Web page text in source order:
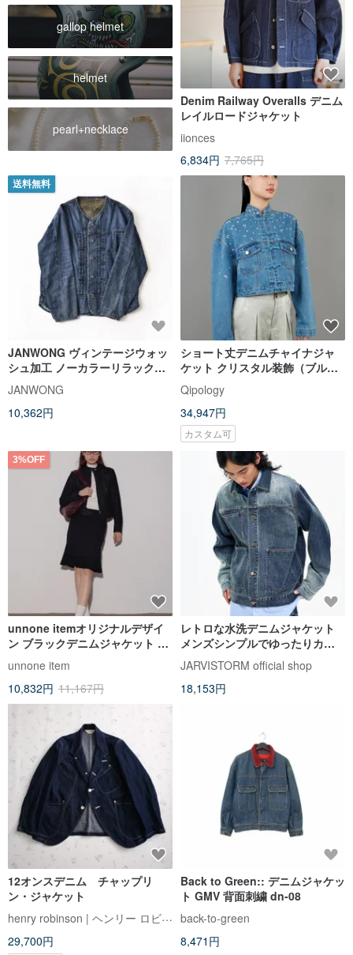
gallop helmet
helmet
pearl+necklace
Denim Railway Overalls デニム
レイルロードジャケット
iionces
6,834円 7,765円
送料無料
JANWONG ヴィンテージウォッ
シュ加工 ノーカラーリラックス
デニムジャケット
JANWONG
10,362円
ショート丈デニムチャイナジャ
ケット クリスタル装飾（ブル
ー）| 香港デザイン
Qipology
34,947円
カスタム可
3%OFF
unnone itemオリジナルデザイ
ン ブラックデニムジャケット レ
トロGジャン
unnone item
10,832円 11,167円
レトロな水洗デニムジャケット
メンズシンプルでゆったりカジ
ュアルなクールタンニンのワー
クジャケット
JARVISTORM official shop
18,153円
12オンスデニム チャップリ
ン・ジャケット
henry robinson | ヘンリー ロビンソン
29,700円
Back to Green:: デニムジャケッ
ト GMV 背面刺繍 dn-08
back-to-green
8,471円